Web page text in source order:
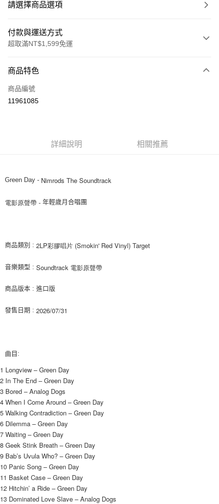
請選擇商品選項
付款與運送方式
超取滿NT$1,599免運
信用卡一次付款
超商取貨付款
相關說明
AFTEE先享後付是「在收到商品之後才付款」的支付方式。 讓您購物簡單
便利好安心！
【「AFTEE先享後付」結帳流程】
結帳頁面，進行簡訊認證並確認金額後，即可完成結帳。
３．收到繳費通知簡訊後14天內，點擊此簡訊中的連結，可透過四大超商／
購買商品的店家。未經商家同意取消之訂單仍視為有效，需透過AFTEE先享
【注意事項】
１．透過由恩沛科技股份有限公司提供之「AFTEE先享後付」服務完成之交
易，需依本服務之必要範圍內提供個人資料，並將交易相關給付款項請求債
權轉讓予恩沛科技股份有限公司。
２．關於個人資料處理事宜，請瀏覽以下網址：
https://aftee.tw/terms/#terms3
３．未成年的使用者請事先徵得法定代理人或監護人之同意方可使用
「AFTEE先享後付」，若未經同意申辦者引起之損失，本公司不負相關責
任。
４．使用「AFTEE先享後付」時，將依據個別帳號之用戶狀況，依本公司即
時審查核予不同之上限額度；若仍有額度不足之情形，本公司將視審查結果
請求用戶進行身份認證。
５．嚴禁一人註冊多個帳號或使用他人資訊註冊。若發現惡意使用之情形，
恩沛科技股份有限公司將有權停止該用戶之使用額度並採取法律行動。
每筆NT$60，滿NT$1,599(含以上)免運費
付款後全家取貨
每筆NT$60，滿NT$1,599(含以上)免運費
每筆NT$90
宅配 (離島)
每筆NT$200
付款後門市自取
免運費
亞洲國家/地區配送
北美國家/地區配送
歐洲國家/地區配送
商品特色
商品編號
11961085
詳細說明 相關推薦
Green Day - Nimrods The Soundtrack
電影原聲帶 - 年輕歲月合唱團
商品類別 : 2LP彩膠唱片 (Smokin' Red Vinyl) Target
音樂類型 : Soundtrack 電影原聲帶
商品版本 : 進口版
發售日期 : 2026/07/31
曲目:
1 Longview – Green Day
2 In The End – Green Day
3 Bored – Analog Dogs
4 When I Come Around – Green Day
5 Walking Contradiction – Green Day
6 Dilemma – Green Day
7 Waiting – Green Day
8 Geek Stink Breath – Green Day
9 Bab’s Uvula Who? – Green Day
10 Panic Song – Green Day
11 Basket Case – Green Day
12 Hitchin’ a Ride – Green Day
13 Dominated Love Slave – Analog Dogs